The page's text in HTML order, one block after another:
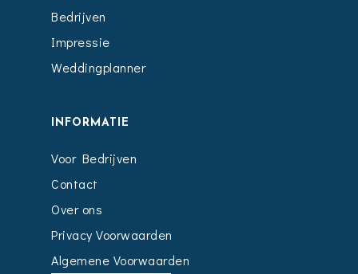
Bedrijven
Impressie
Weddingplanner
INFORMATIE
Voor Bedrijven
Contact
Over ons
Privacy Voorwaarden
Algemene Voorwaarden